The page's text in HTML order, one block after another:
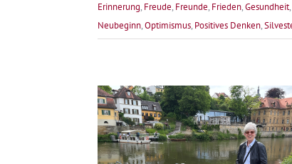
Erinnerung, Freude, Freunde, Frieden,Gesundheit,
Neubeginn,Optimismus, Positives Denken,